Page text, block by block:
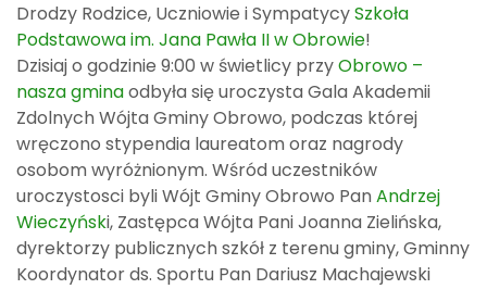
Drodzy Rodzice, Uczniowie i SympatycySzkoła
Podstawowa im. Jana Pawła II w Obrowie!
Dzisiaj o godzinie 9:00 w świetlicy przyObrowo –
nasza gminaodbyła się uroczysta Gala Akademii
Zdolnych Wójta Gminy Obrowo, podczas której
wręczono stypendia laureatom oraz nagrody
osobom wyróżnionym. Wśród uczestników
uroczystosci byli Wójt Gminy Obrowo PanAndrzej
Wieczyński, Zastępca Wójta Pani Joanna Zielińska,
dyrektorzy publicznych szkół z terenu gminy, Gminny
Koordynator ds. Sportu Pan Dariusz Machajewski